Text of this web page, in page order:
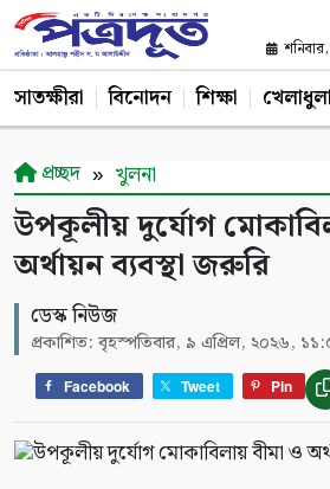
সাতক্ষীরা বিনোদন শিক্ষা খেলাধুলা
প্রচ্ছদ খুলনা
উপকূলীয় দুর্যোগ
অর্থায়ন ব্যবস্থা জরুরি
ডেস্ক নিউজ
প্রকাশিত: বৃহস্পতিবার, ৯ এপ্রিল, ২০২৬,
Facebook Tweet Pin